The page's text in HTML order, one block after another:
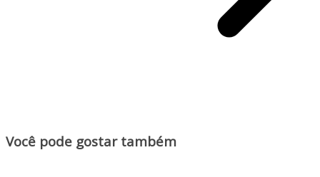
Você pode gostar também